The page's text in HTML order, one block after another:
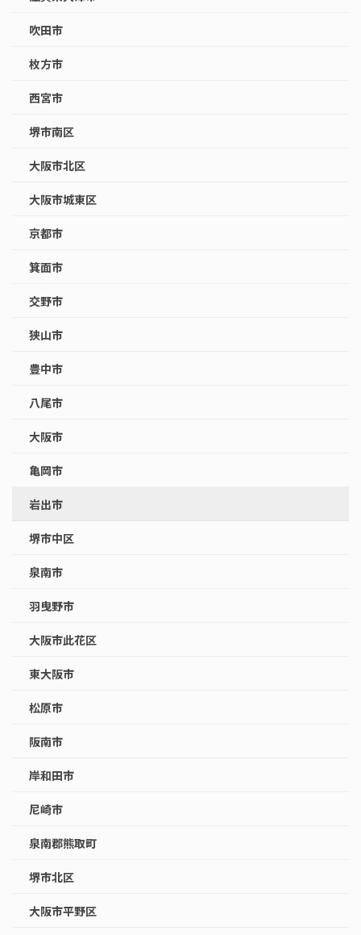
吹田市
枚方市
西宮市
堺市南区
大阪市北区
大阪市城東区
京都市
箕面市
交野市
狭山市
豊中市
八尾市
大阪市
亀岡市
岩出市
堺市中区
泉南市
羽曳野市
大阪市此花区
東大阪市
松原市
阪南市
岸和田市
尼崎市
泉南郡熊取町
堺市北区
大阪市平野区